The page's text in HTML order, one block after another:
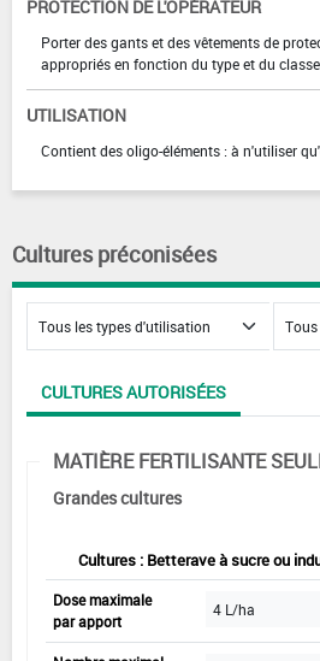
PROTECTION DE L'OPÉRATEUR
Porter des gants et des vêtements de
appropriés en fonction du type et du
UTILISATION
Contient des oligo-éléments : à n'utiliser
Cultures préconisées
CULTURES AUTORISÉES
MATIÈRE FERTILISANTE
Grandes cultures
Cultures : Betterave à sucre ou
Dose maximale
par apport
4 L/ha